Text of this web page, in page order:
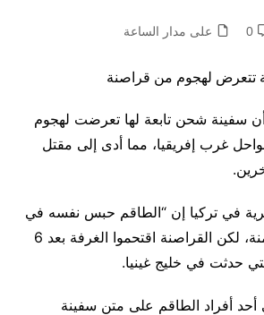
0 على مدار الساعة
أن سفينة شحن تابعة لها تعرضت لهجوم
غرب إفريقيا، مما أدى إلى مقتل
في تركيا إن “الطاقم حبس نفسه في
البداية في منطقة آمنة، لكن القراصنة اقتحموا الغرفة بعد 6
حدثت في خليج غينيا.
أحد أفراد الطاقم على متن سفينة